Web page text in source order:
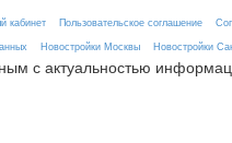
кабинет Пользовательское соглашение
Новостройки Москвы Новостройки
с актуальностью